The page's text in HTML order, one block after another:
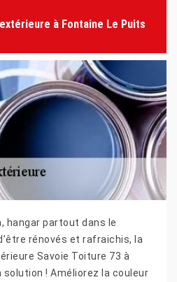
à Fontaine Le Puits
hangar partout dans le
rénovés et rafraichis, la
Savoie Toiture 73 à
solution ! Améliorez la couleur